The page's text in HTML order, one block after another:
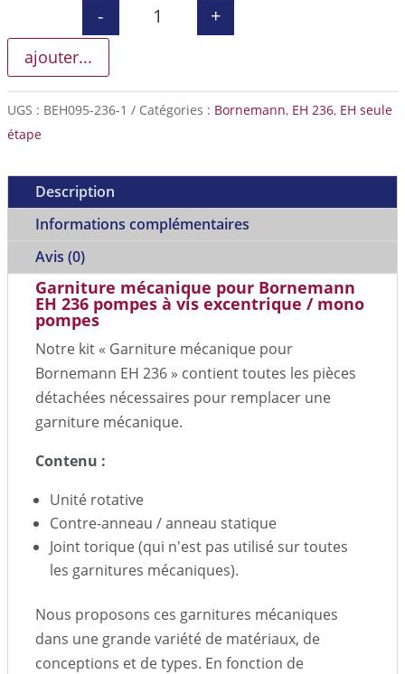
quantité de Garniture mécanique
- +
ajouter...
UGS : BEH095-236-1 Catégories : Bornemann, EH 236, EH seule
étape
Description
Informations complémentaires
Avis (0)
Garniture mécanique pour Bornemann
EH 236 pompes à vis excentrique / mono
pompes
Notre kit « Garniture mécanique pour
Bornemann EH 236 » contient toutes les pièces
détachées nécessaires pour remplacer une
garniture mécanique.
Contenu :
Unité rotative
Contre-anneau / anneau statique
Joint torique (qui n'est pas utilisé sur toutes
les garnitures mécaniques).
Nous proposons ces garnitures mécaniques
dans une grande variété de matériaux, de
conceptions et de types. En fonction de